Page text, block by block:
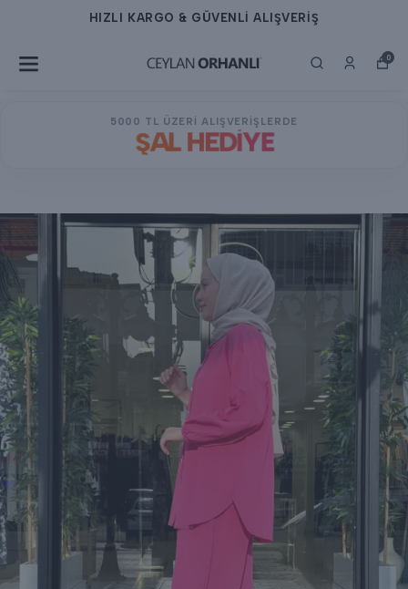
HIZLI KARGO & GÜVENLİ ALIŞVERİŞ
0
5000 TL ÜZERİ ALIŞVERİŞLERDE
ŞAL HEDİYE